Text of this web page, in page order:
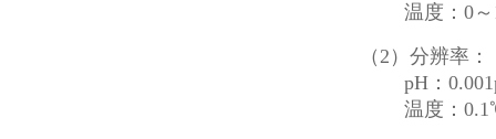
温度： 0
（2）分辨率：
pH ：
温度：